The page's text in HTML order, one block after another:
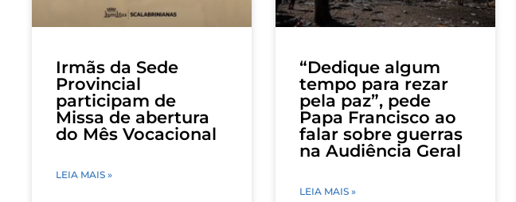
Irmãs da Sede
Provincial
participam de
Missa de abertura
do Mês Vocacional
LEIA MAIS »
“Dedique algum
tempo para rezar
pela paz”, pede
Papa Francisco ao
falar sobre guerras
na Audiência Geral
LEIA MAIS »